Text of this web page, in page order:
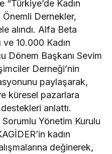
Kadın
Dernekler,
alındı. Alfa Beta
10.000 Kadın
Dönem Başkanı Sevim
Derneği’nin
paylaşarak,
küresel pazarlara
anlattı.
Yönetim Kurulu
kadın
değinerek,